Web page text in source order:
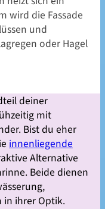
wird die Fassade
und
oder Hagel
deiner
mit
Bist du eher
innenliegende
Alternative
Beide dienen
in ihrer Optik.